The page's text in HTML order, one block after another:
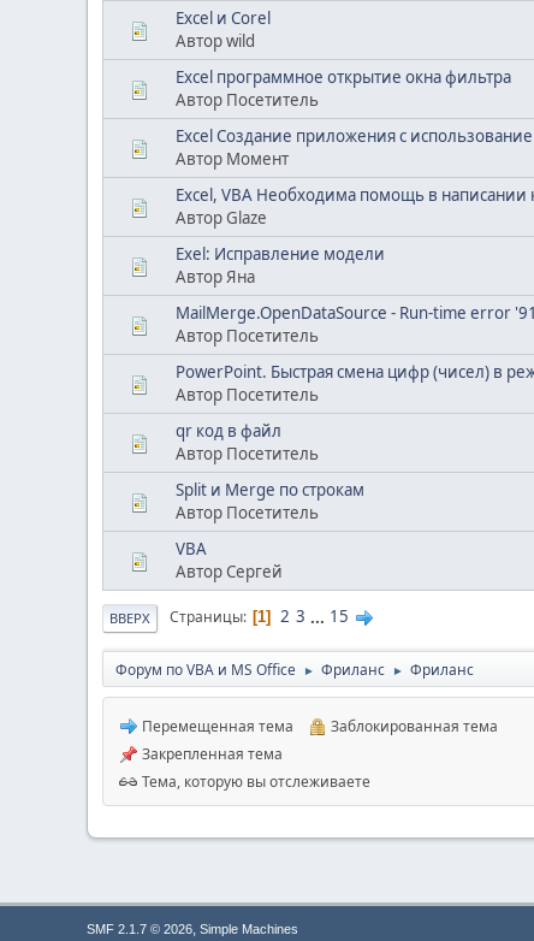
Excel и Corel
Автор wild
Excel программное открытие окна фильтра
Автор Посетитель
Excel Создание приложения с
Автор Момент
Excel, VBA Необходима помощь в написании
Автор Glaze
Exel: Исправление модели
Автор Яна
MailMerge.OpenDataSource - Run-time error
Автор Посетитель
PowerPoint. Быстрая смена цифр (чисел) в
Автор Посетитель
qr код в файл
Автор Посетитель
Split и Merge по строкам
Автор Посетитель
VBA
Автор Сергей
ВВЕРХ Страницы 1 2 3 ... 15
Форум по VBA и MS Office ► Фриланс ► Фриланс
Перемещенная тема
Заблокированная тема
Закрепленная тема
Тема, которую вы отслеживаете
SMF 2.1.7 © 2026, Simple Machines